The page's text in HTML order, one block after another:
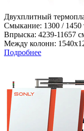
Двухплитный
Cмыкание: 1300 / 1450
Впрыска: 4239-11657
Между колонн:
Подробнее